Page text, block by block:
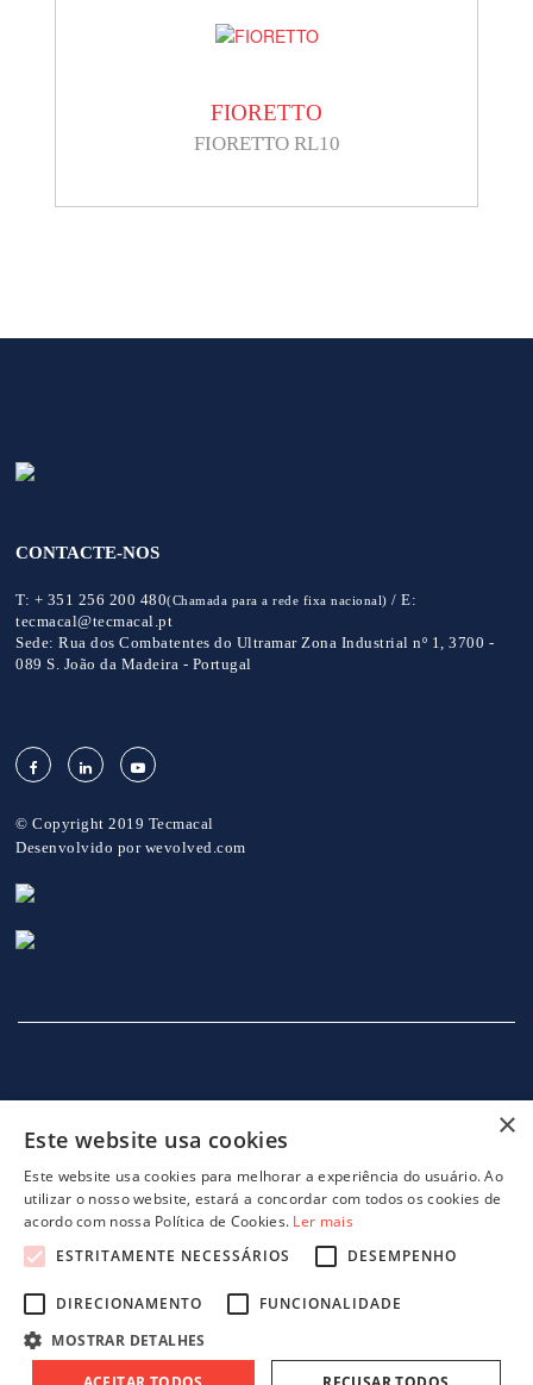
FIORETTO
FIORETTO RL10
CONTACTE-NOS
T: + 351 256 200 480(Chamada para a rede fixa nacional) /E:
tecmacal@tecmacal.pt
Sede: Rua dos Combatentes do Ultramar Zona Industrial nº 1, 3700 -
089 S. João da Madeira - Portugal
© Copyright 2019 Tecmacal
Desenvolvido por wevolved.com
INÍCIO EMPRESA SERVIÇOS
projeto 46082 - GreenShoes 4.0 projeto 38470 - ADDITIVE.PIM
×
Este website usa cookies
Este website usa cookies para melhorar a experiência do usuário. Ao
utilizar o nosso website, estará a concordar com todos os cookies de
acordo com nossa Política de Cookies. Ler mais
ESTRITAMENTE NECESSÁRIOS
DESEMPENHO
DIRECIONAMENTO
FUNCIONALIDADE
MOSTRAR DETALHES